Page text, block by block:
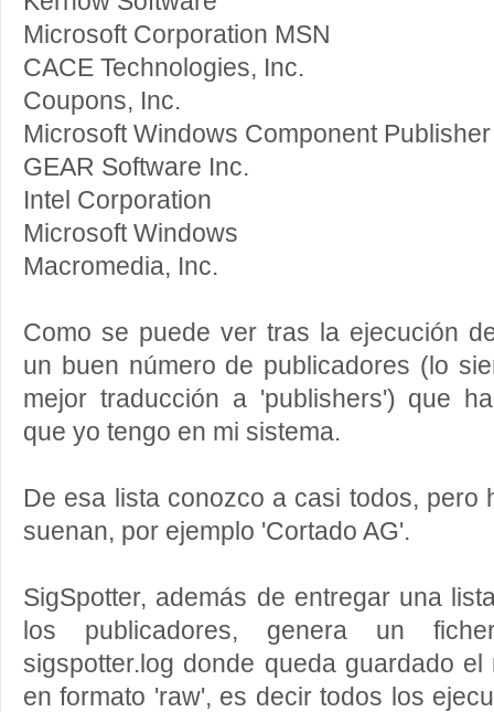
Microsoft Corporation MSN
CACE Technologies, Inc.
Coupons, Inc.
Microsoft Windows Component Publisher
GEAR Software Inc.
Intel Corporation
Microsoft Windows
Macromedia, Inc.
Como se puede ver tras la ejecución
un buen número de publicadores (lo
mejor traducción a 'publishers') que
que yo tengo en mi sistema.
De esa lista conozco a casi todos, pero
suenan, por ejemplo 'Cortado AG'.
SigSpotter, además de entregar una
los publicadores, genera un
sigspotter.log donde queda guardado
en formato 'raw', es decir todos los